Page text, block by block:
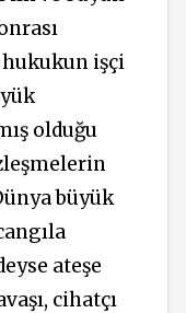
işçi
olduğu
büyük
ateşe
cihatçı